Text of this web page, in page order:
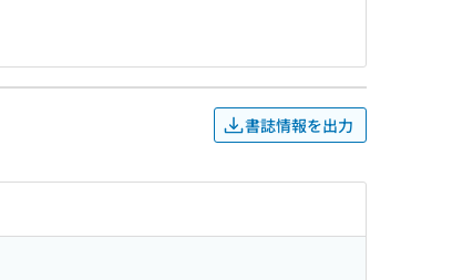
書誌情報を出力